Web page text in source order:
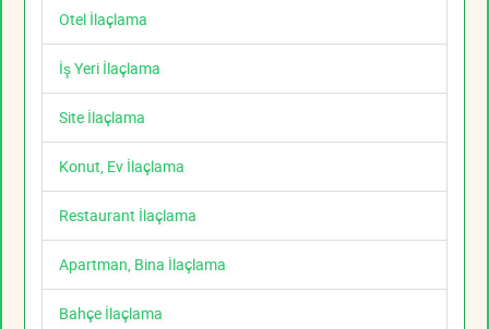
Otel İlaçlama
İş Yeri İlaçlama
Site İlaçlama
Konut, Ev İlaçlama
Restaurant İlaçlama
Apartman, Bina İlaçlama
Bahçe İlaçlama